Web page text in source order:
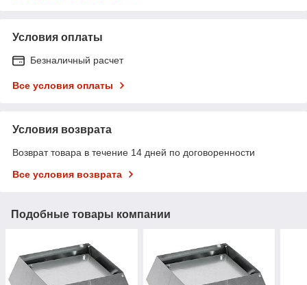
Условия оплаты
Безналичный расчет
Все условия оплаты
Условия возврата
Возврат товара в течение 14 дней по договоренности
Все условия возврата
Подобные товары компании